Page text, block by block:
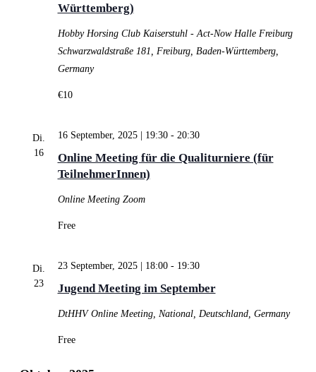
Württemberg)
Hobby Horsing Club Kaiserstuhl - Act-Now Halle Freiburg
Schwarzwaldstraße 181, Freiburg, Baden-Württemberg,
Germany
€10
Di.
16
Online Meeting für die Qualiturniere (für
TeilnehmerInnen)
16 September, 2025 | 19:30- 20:30
Online Meeting Zoom
Free
Di.
23
Jugend Meeting im September
23 September, 2025 | 18:00- 19:30
DtHHV Online Meeting, National, Deutschland, Germany
Free